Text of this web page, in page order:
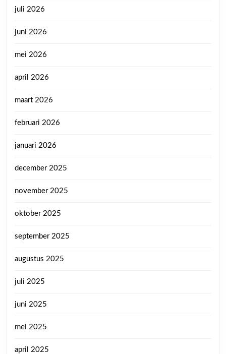
juli 2026
juni 2026
mei 2026
april 2026
maart 2026
februari 2026
januari 2026
december 2025
november 2025
oktober 2025
september 2025
augustus 2025
juli 2025
juni 2025
mei 2025
april 2025